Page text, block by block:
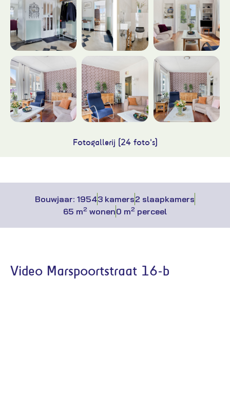
Fotogallerij (24 foto's)
Bouwjaar: 19543 kamers2 slaapkamers
65 m2 wonen0 m2 perceel
Video Marspoortstraat 16-b